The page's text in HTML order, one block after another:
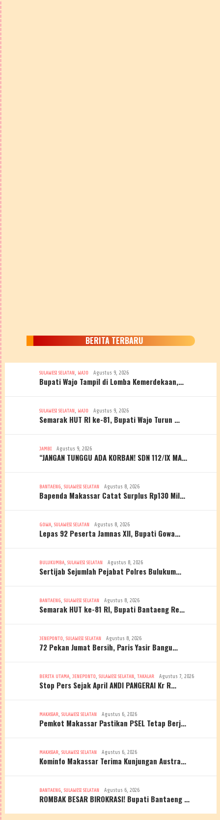
BERITA TERBARU
SULAWESI SELATAN, WAJO Agustus 9, 2026
Bupati Wajo Tampil di Lomba Kemerdekaan,…
SULAWESI SELATAN, WAJO Agustus 9, 2026
Semarak HUT RI ke-81, Bupati Wajo Turun …
JAMBI Agustus 9, 2026
“JANGAN TUNGGU ADA KORBAN! SDN 112/IX MA…
BANTAENG, SULAWESI SELATAN Agustus 8, 2026
Bapenda Makassar Catat Surplus Rp130 Mil…
GOWA, SULAWESI SELATAN Agustus 8, 2026
Lepas 92 Peserta Jamnas XII, Bupati Gowa…
BULUKUMBA, SULAWESI SELATAN Agustus 8, 2026
Sertijab Sejumlah Pejabat Polres Bulukum…
BANTAENG, SULAWESI SELATAN Agustus 8, 2026
Semarak HUT ke-81 RI, Bupati Bantaeng Re…
JENEPONTO, SULAWESI SELATAN Agustus 8, 2026
72 Pekan Jumat Bersih, Paris Yasir Bangu…
BERITA UTAMA, JENEPONTO, SULAWESI SELATAN, TAKALAR Agustus 7, 2026
Stop Pers Sejak April ANDI PANGERAI Kr R…
MAKASSAR, SULAWESI SELATAN Agustus 6, 2026
Pemkot Makassar Pastikan PSEL Tetap Berj…
MAKASSAR, SULAWESI SELATAN Agustus 6, 2026
Kominfo Makassar Terima Kunjungan Austra…
BANTAENG, SULAWESI SELATAN Agustus 6, 2026
ROMBAK BESAR BIROKRASI! Bupati Bantaeng …